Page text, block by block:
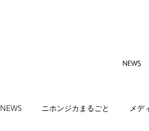
NEWS
NEWS ニホンジカまるごと メデ